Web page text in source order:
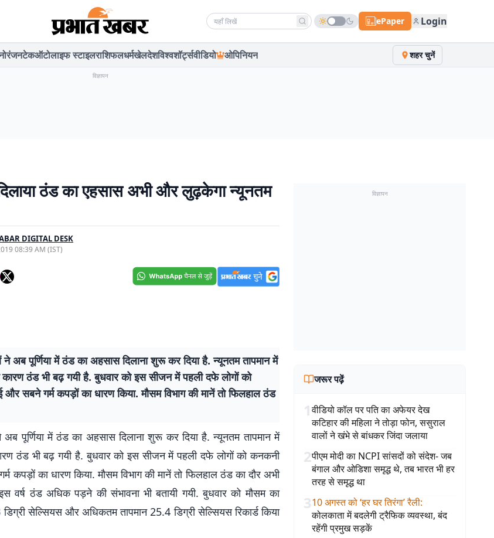
Search news ePaper Login
टेकऑटोलाइफ स्टाइलराशिफलधर्मखेलदेशविश्वशॉर्ट्सवीडियो ओपिनियन शहर चुनें
विज्ञापन
ठंड का एहसास अभी और लुढ़केगा न्यूनतम
DIGITAL DESK
08:39 AM (IST)
ने अब पूर्णिया में ठंड का अहसास दिलाना शुरू कर दिया है. न्यूनतम तापमान में
कारण ठंड भी बढ़ गयी है. बुधवार को इस सीजन में पहली दफे लोगों को
सबने गर्म कपड़ों का धारण किया. मौसम विभाग की मानें तो फिलहाल ठंड
अब पूर्णिया में ठंड का अहसास दिलाना शुरू कर दिया है. न्यूनतम तापमान में
ठंड भी बढ़ गयी है. बुधवार को इस सीजन में पहली दफे लोगों को कनकनी
कपड़ों का धारण किया. मौसम विभाग की मानें तो फिलहाल ठंड का दौर अभी
इस वर्ष ठंड अधिक पड़ने की संभावना भी बतायी गयी. बुधवार को मौसम का
सेल्सियस और अधिकतम तापमान 25.4 डिग्री सेल्सियस रिकार्ड किया
विज्ञापन
जरूर पढ़ें
1वीडियो कॉल पर पति का अफेयर देख
कटिहार की महिला ने तोड़ा फोन, ससुराल
वालों ने खंभे से बांधकर जिंदा जलाया
2पीएम मोदी का NCPI सांसदों को संदेश- जब
बंगाल और ओडिशा समृद्ध थे, तब भारत भी हर
तरह से समृद्ध था
310 अगस्त को ‘हर घर तिरंगा’ रैली:
कोलकाता में बदलेगी ट्रैफिक व्यवस्था, बंद
रहेंगी प्रमुख सड़कें